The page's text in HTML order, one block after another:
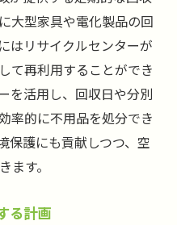
大型家具や電化製品の回
はリサイクルセンターが
て再利用することができ
を活用し、回収日や分別
率的に不用品を処分でき
保護にも貢献しつつ、空
ます。
る計画